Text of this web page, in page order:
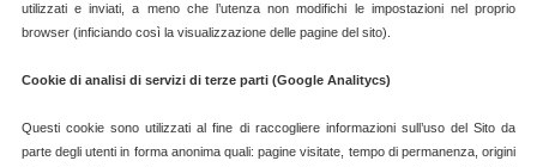
utilizzati e inviati, a meno che l’utenza non modifichi le impostazioni nel proprio
browser (inficiando così la visualizzazione delle pagine del sito).
Cookie di analisi di servizi di terze parti (Google Analitycs)
Questi cookie sono utilizzati al fine di raccogliere informazioni sull’uso del Sito da
parte degli utenti in forma anonima quali: pagine visitate, tempo di permanenza, origini